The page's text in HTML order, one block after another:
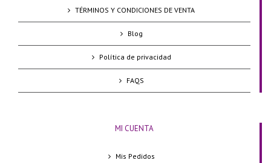
TÉRMINOS Y CONDICIONES DE VENTA
Blog
Política de privacidad
FAQS
MI CUENTA
Mis Pedidos